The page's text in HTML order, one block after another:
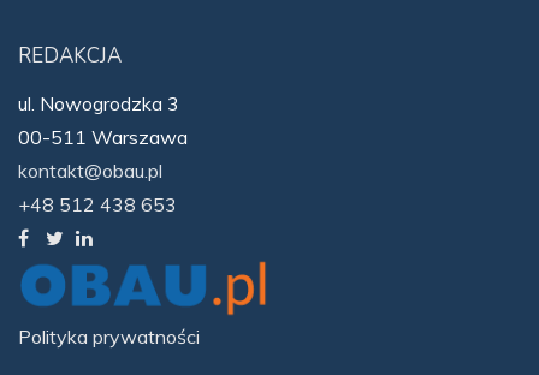
REDAKCJA
ul. Nowogrodzka 3
00-511 Warszawa
kontakt@obau.pl
+48 512 438 653
Polityka prywatności